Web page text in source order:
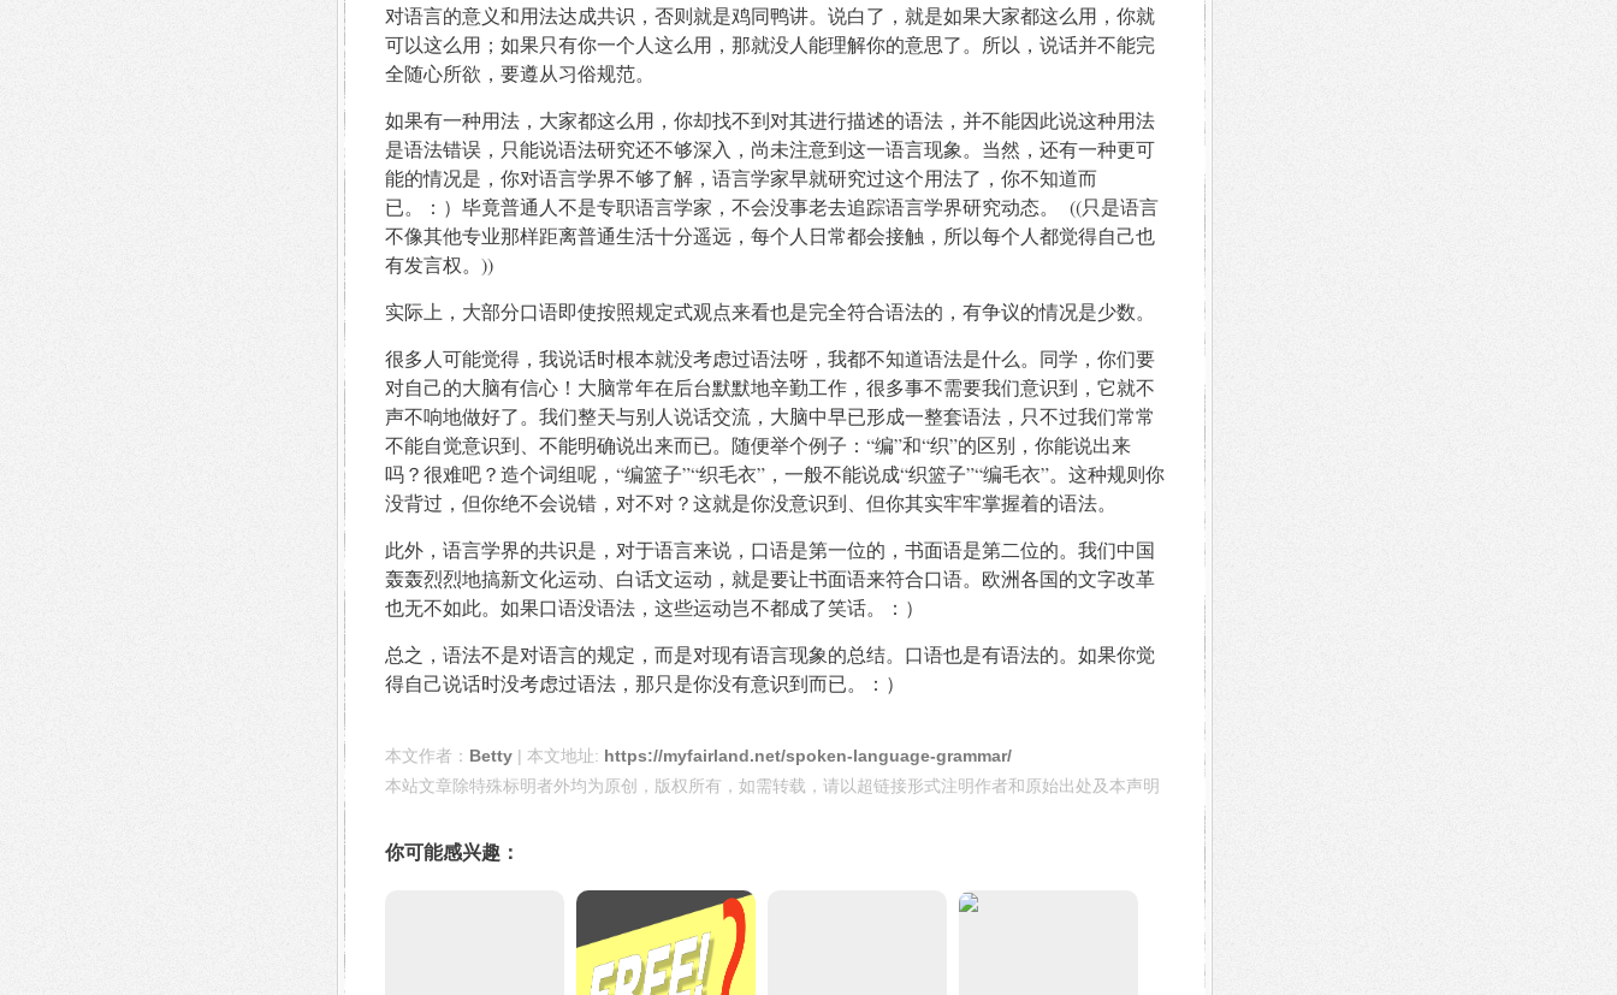
对语言的意义和用法达成共识，否则就是鸡同鸭讲。说白了，就是如果大家都这么用，你就
可以这么用；如果只有你一个人这么用，那就没人能理解你的意思了。所以，说话并不能完
全随心所欲，要遵从习俗规范。
如果有一种用法，大家都这么用，你却找不到对其进行描述的语法，并不能因此说这种用法
是语法错误，只能说语法研究还不够深入，尚未注意到这一语言现象。当然，还有一种更可
能的情况是，你对语言学界不够了解，语言学家早就研究过这个用法了，你不知道而
已。：）毕竟普通人不是专职语言学家，不会没事老去追踪语言学界研究动态。 ((只是语言
不像其他专业那样距离普通生活十分遥远，每个人日常都会接触，所以每个人都觉得自己也
有发言权。))
实际上，大部分口语即使按照规定式观点来看也是完全符合语法的，有争议的情况是少数。
很多人可能觉得，我说话时根本就没考虑过语法呀，我都不知道语法是什么。同学，你们要
对自己的大脑有信心！大脑常年在后台默默地辛勤工作，很多事不需要我们意识到，它就不
声不响地做好了。我们整天与别人说话交流，大脑中早已形成一整套语法，只不过我们常常
不能自觉意识到、不能明确说出来而已。随便举个例子：“编”和“织”的区别，你能说出来
吗？很难吧？造个词组呢，“编篮子”“织毛衣”，一般不能说成“织篮子”“编毛衣”。这种规则你
没背过，但你绝不会说错，对不对？这就是你没意识到、但你其实牢牢掌握着的语法。
此外，语言学界的共识是，对于语言来说，口语是第一位的，书面语是第二位的。我们中国
轰轰烈烈地搞新文化运动、白话文运动，就是要让书面语来符合口语。欧洲各国的文字改革
也无不如此。如果口语没语法，这些运动岂不都成了笑话。：）
总之，语法不是对语言的规定，而是对现有语言现象的总结。口语也是有语法的。如果你觉
得自己说话时没考虑过语法，那只是你没有意识到而已。：）
本文作者： Betty| 本文地址: https://myfairland.net/spoken-language-grammar/
本站文章除特殊标明者外均为原创，版权所有，如需转载，请以超链接形式注明作者和原始出处及本声明
你可能感兴趣：